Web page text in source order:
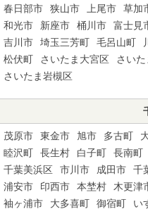
春日部市
狭山市 上尾市 草加
和光市
新座市 桶川市 富士見
吉川市
埼玉三芳町 毛呂山町
松伏町
さいたま大宮区 さい
さいたま岩槻区
茂原市 東金市 旭市 多古町
睦沢町
長生村 白子町 長南町
千葉美浜区
市川市 成田市 千
浦安市
印西市 本埜村 木更津
袖ヶ浦市
大多喜町 御宿町 い